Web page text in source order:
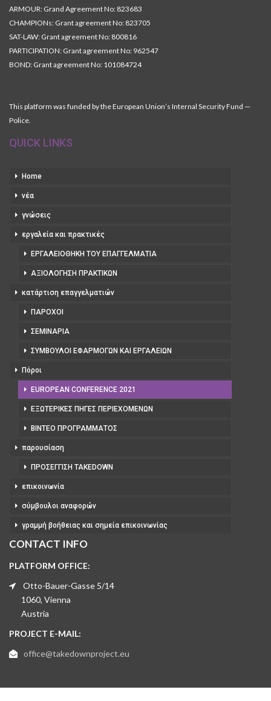
ARMOUR: Grand Agreement No: 823683
CHAMPIONs: Grant agreement No: 823705
SAT-LAW: Grant agreement No: 800816
PARTICIPATION: Grant agreement No: 962547
BOND: Grant agreement No: 101084724
This platform was funded by the European Union’s Internal Security Fund —
Police.
QUICK LINKS
Home
νέα
γνώσεις
εργαλεία και πρακτικές
ΕΡΓΑΛΕΙΟΘΉΚΗ ΤΟΥ ΕΠΑΓΓΕΛΜΑΤΊΑ
ΑΞΙΟΛΌΓΗΣΗ ΠΡΑΚΤΙΚΏΝ
κατάρτιση επαγγελματιών
ΠΆΡΟΧΟΙ
ΣΕΜΙΝΆΡΙΑ
ΣΎΜΒΟΥΛΟΙ ΕΦΑΡΜΟΓΏΝ ΚΑΙ ΕΡΓΑΛΕΊΩΝ
Πόροι
EUROPEAN CONFERENCE 2021
ΕΞΩΤΕΡΙΚΈΣ ΠΗΓΈΣ ΠΕΡΙΕΧΟΜΈΝΩΝ
ΒΊΝΤΕΟ ΠΡΟΓΡΆΜΜΑΤΟΣ
παρουσίαση
ΠΡΟΣΈΓΓΙΣΗ TAKEDOWN
επικοινωνία
σύμβουλοι αναφορών
γραμμή βοήθειας και σημεία επικοινωνίας
CONTACT INFO
PLATFORM OFFICE:
Otto-Bauer-Gasse 5/14
1060, Vienna
Austria
PROJECT E-MAIL:
office@takedownproject.eu